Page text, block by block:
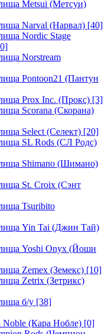
Metsui (Метсуи)
Narval (Нарвал) [40]
Nordic Stage
Norstream
Pontoon21 (Пантун
Prox Inc. (Прокс) [3]
Scorana (Скорана)
Select (Селект) [20]
SL Rods (СЛ Родс)
Shimano (Шимано)
St. Croix (Сэнт
Tsuribito
Yin Tai (Джин Тай)
Yoshi Onyx (Йоши
Zemex (Земекс) [10]
Zetrix (Зетрикс)
б/у [38]
Noble (Кара Нобле) [0]